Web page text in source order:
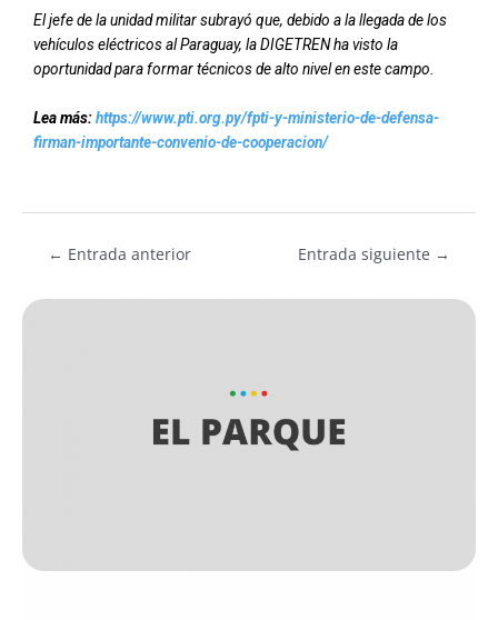
El jefe de la unidad militar subrayó que, debido a la llegada de los
vehículos eléctricos al Paraguay, la DIGETREN ha visto la
oportunidad para formar técnicos de alto nivel en este campo.
Lea más:https://www.pti.org.py/fpti-y-ministerio-de-defensa-
firman-importante-convenio-de-cooperacion/
← Entrada anterior Entrada siguiente →